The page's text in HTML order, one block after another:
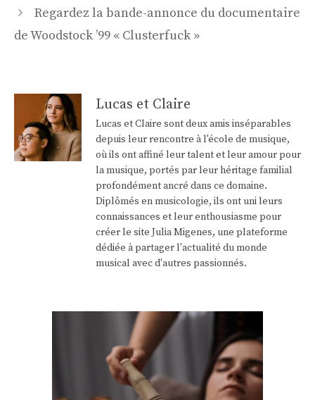
Regardez la bande-annonce du documentaire
de Woodstock ’99 « Clusterfuck »
Lucas et Claire
Lucas et Claire sont deux amis inséparables
depuis leur rencontre à l'école de musique,
où ils ont affiné leur talent et leur amour pour
la musique, portés par leur héritage familial
profondément ancré dans ce domaine.
Diplômés en musicologie, ils ont uni leurs
connaissances et leur enthousiasme pour
créer le site Julia Migenes, une plateforme
dédiée à partager l'actualité du monde
musical avec d'autres passionnés.